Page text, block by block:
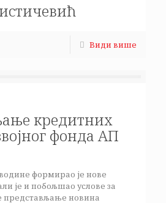
Види више
кредитних
фонда АП
формирао је нове
је и побољшао услове за
представљање новина